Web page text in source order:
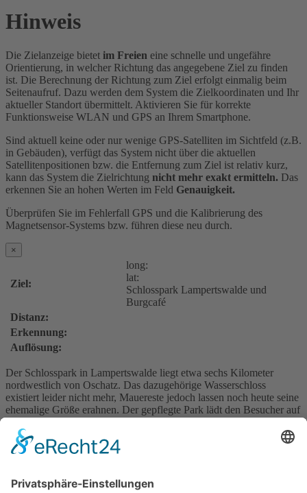
Hinweis
Die Zielanzeige bietet im Freien eine schnelle und ungefähre
Orientierung, in welcher Richtung das angegebene Ziel zu finden
ist. Die Berechnung der Richtung zum Ziel erfolgt einmalig beim
Seitenaufruf. Dazu werden dem System die Zielkoordinaten und Ihr
aktueller Standort übermittelt. Aktivieren Sie für korrekte
Funktionsweise WLAN und GPS an Ihrem Smartphone.
Sind aktuell keine oder nur wenige GPS-Satelliten im Sichtfeld (z.B.
in Gebäuden), verfügt das System nicht über die aktuellen
Satellitenpositionen bzw. die Entfernung zum Ziel ist relativ kurz,
kann das System die Zielrichtung nicht mehr exakt ermitteln. Das
erkennen Sie an hohen Werten im Feld Genauigkeit.
Überprüfen Sie im Fehlerfall GPS und die Kalibrierung des
Magnetsensor-Systems bzw. führen diese neu durch.
×
Ziel:
long:
lat:
Schlosspark Lampertswalde und
Burgcafé
Distanz:
Erkennung:
Auflösung:
Der Schlosspark in Lampertswalde liegt etwa sechs Kilometer
nordwestlich von Oschatz. Das dazugehörige Wasserschloss
existiert leider nicht mehr, Mauereste jedoch lassen noch heute seine
ehemalige Größe erahnen. Der gepflegte Park lädt den Besucher auf
Burgcafé einzukehren und bei Kaffee und Kuchen zu entspannen.
In den Sommermonaten finden Veranstaltungen in der Parkanlage
http://www.wanderwelt-mittelsachsen.de/c,lampertswalde-bei-